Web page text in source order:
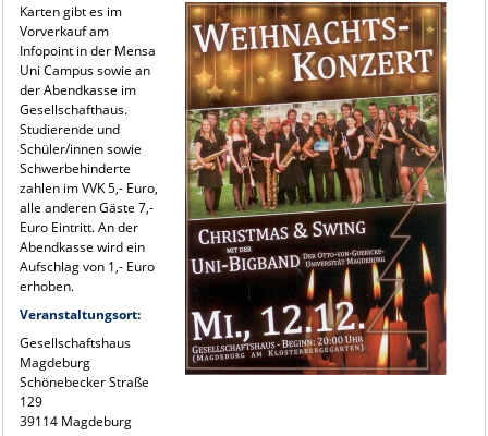
Karten gibt es im
Vorverkauf am
Infopoint in der Mensa
Uni Campus sowie an
der Abendkasse im
Gesellschafthaus.
Studierende und
Schüler/innen sowie
Schwerbehinderte
zahlen im VVK 5,- Euro,
alle anderen Gäste 7,-
Euro Eintritt. An der
Abendkasse wird ein
Aufschlag von 1,- Euro
erhoben.
Veranstaltungsort:
Gesellschaftshaus
Magdeburg
Schönebecker Straße
129
39114 Magdeburg